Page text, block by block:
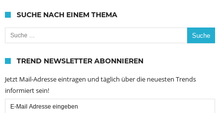
SUCHE NACH EINEM THEMA
Suche nach:
TREND NEWSLETTER ABONNIEREN
Jetzt Mail-Adresse eintragen und täglich über die neuesten Trends
informiert sein!
Email
Subscription